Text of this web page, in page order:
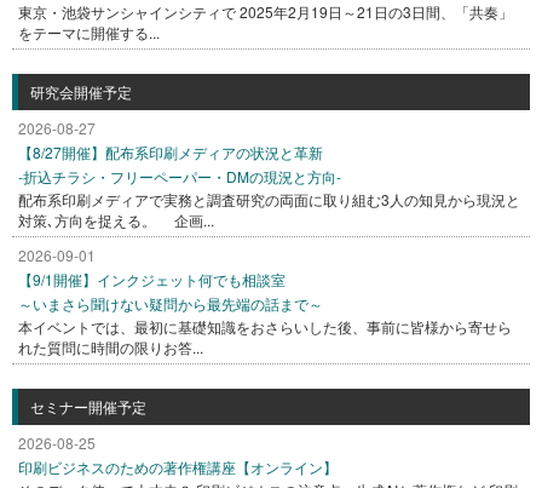
東京・池袋サンシャインシティで 2025年2月19日～21日の3日間、「共奏」
をテーマに開催する...
研究会開催予定
2026-08-27
【8/27開催】配布系印刷メディアの状況と革新
-折込チラシ・フリーペーパー・DMの現況と方向-
配布系印刷メディアで実務と調査研究の両面に取り組む3人の知見から現況と
対策､方向を捉える。 企画...
2026-09-01
【9/1開催】インクジェット何でも相談室
～いまさら聞けない疑問から最先端の話まで～
本イベントでは、最初に基礎知識をおさらいした後、事前に皆様から寄せら
れた質問に時間の限りお答...
セミナー開催予定
2026-08-25
印刷ビジネスのための著作権講座【オンライン】